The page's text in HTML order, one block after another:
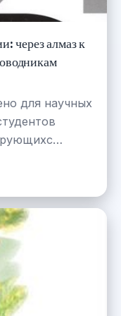
через алмаз к
для научных